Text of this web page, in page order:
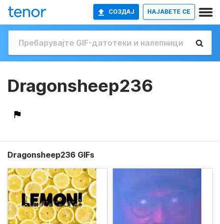
СОЗДАЈ НАЈАВETE СЕ
Dragonsheep236
Dragonsheep236 GIFs